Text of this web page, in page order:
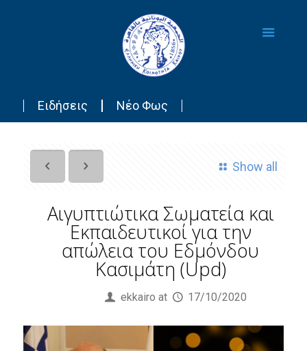
Ειδήσεις Νέο Φως
Show all
Αιγυπτιώτικα Σωματεία και
Εκπαιδευτικοί για την
απώλεια του Εδμόνδου
Κασιμάτη (Upd)
ekkairo at 17/10/2020